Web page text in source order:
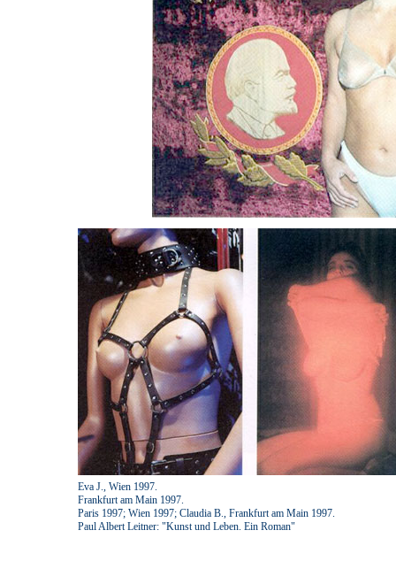
Eva J., Wien 1997.
Frankfurt am Main 1997.
Paris 1997; Wien 1997; Claudia B., Frankfurt am Main 1997.
Paul Albert Leitner: "Kunst und Leben. Ein Roman"